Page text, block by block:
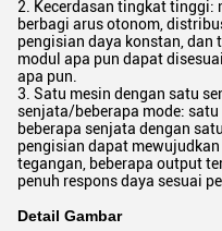
2. Kecerdasan tingkat tinggi:
berbagi arus otonom,
pengisian daya konstan, dan
modul apa pun dapat
apa pun.
3. Satu mesin dengan satu
senjata/beberapa mode: satu
beberapa senjata dengan
pengisian dapat
tegangan, beberapa output
penuh respons daya sesuai
Detail Gambar